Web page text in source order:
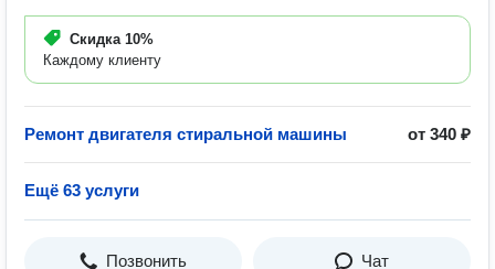
Скидка 10%
Каждому клиенту
Ремонт двигателя стиральной машины от 340 ₽
Ещё 63 услуги
Позвонить Чат